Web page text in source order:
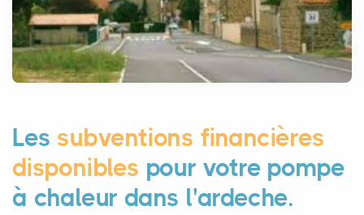
Les subventions financières
disponibles pour votre pompe
à chaleur dans l'ardeche.